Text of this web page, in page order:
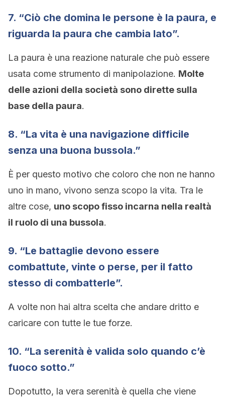
7. “Ciò che domina le persone è la paura, e
riguarda la paura che cambia lato”.
La paura è una reazione naturale che può essere
usata come strumento di manipolazione. Molte
delle azioni della società sono dirette sulla
base della paura.
8. “La vita è una navigazione difficile
senza una buona bussola.”
È per questo motivo che coloro che non ne hanno
uno in mano, vivono senza scopo la vita. Tra le
altre cose, uno scopo fisso incarna nella realtà
il ruolo di una bussola.
9. “Le battaglie devono essere
combattute, vinte o perse, per il fatto
stesso di combatterle”.
A volte non hai altra scelta che andare dritto e
caricare con tutte le tue forze.
10. “La serenità è valida solo quando c’è
fuoco sotto.”
Dopotutto, la vera serenità è quella che viene